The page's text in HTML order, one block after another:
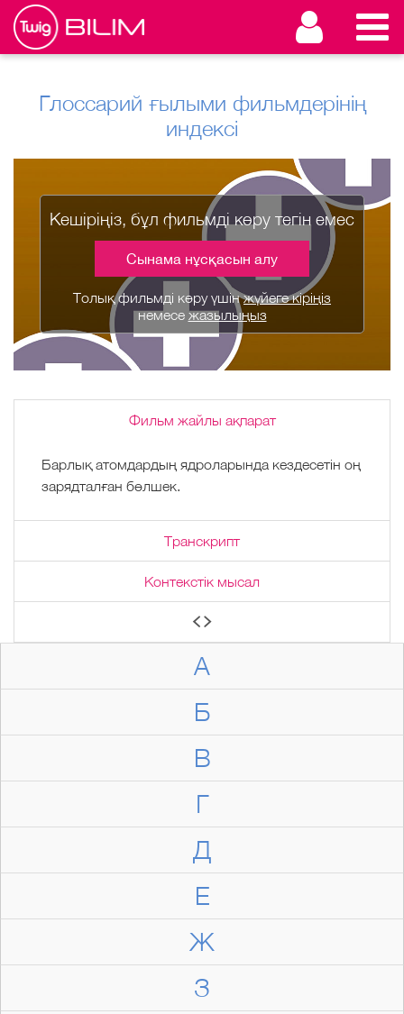
Глоссарий ғылыми фильмдерінің
индексі
А
Б
В
Г
Д
Е
Ж
З
Кешіріңіз, бұл фильмді көру тегін емес
Сынама нұсқасын алу
Толық фильмді көру үшінжүйеге кіріңіз
немесе жазылыңыз
Фильм жайлы ақпарат
Барлық атомдардың ядроларында кездесетін оң
зарядталған бөлшек.
Транскрипт
Контекстік мысал